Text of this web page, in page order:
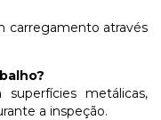
carregamento através
metálicas,
a inspeção.